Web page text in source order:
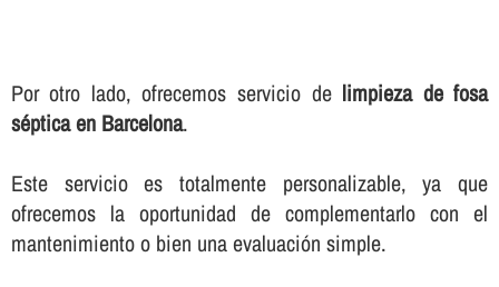
Por otro lado, ofrecemos servicio de limpieza de fosa
séptica en Barcelona.
Este servicio es totalmente personalizable, ya que
ofrecemos la oportunidad de complementarlo con el
mantenimiento o bien una evaluación simple.